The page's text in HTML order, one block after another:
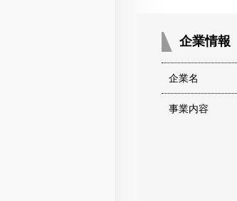
企業情報
企業名
事業内容